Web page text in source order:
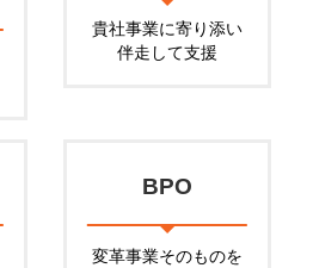
貴社事業に寄り添い
伴走して支援
BPO
変革事業そのものを